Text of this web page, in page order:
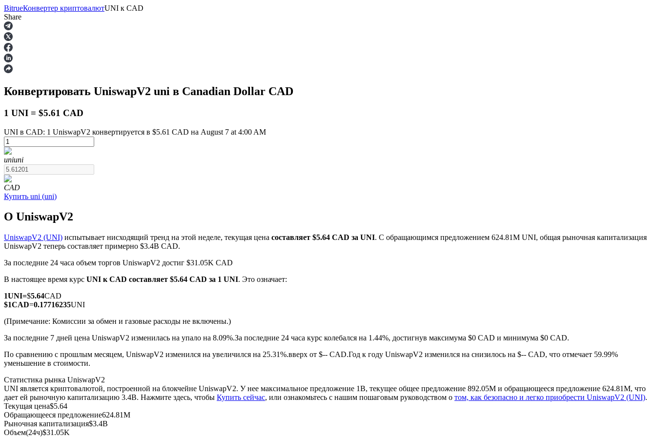
Фьючерсы
USDT-фьючерсы
Фьючерсы с использованием USDT в качестве обеспечения
Фьючерсы на COIN-M
Криптовалютные фьючерсы
USDC фьючерсы
BitrueКонвертер криптовалютUNI к CAD
Share
Конвертировать UniswapV2 uni в Canadian Dollar CAD
1 UNI = $5.61 CAD
UNI в CAD: 1 UniswapV2 конвертируется в $5.61 CAD на August 7 at 4:00 AM
uniuni
CAD
Купить uni (uni)
О UniswapV2
UniswapV2 (UNI) испытывает нисходящий тренд на этой неделе, текущая цена составляет $5.64 CAD за UNI. С обращающимся предложением 624.81M UNI, общая рыночная капитализация
UniswapV2 теперь составляет примерно $3.4B CAD.
За последние 24 часа объем торгов UniswapV2 достиг $31.05K CAD
В настоящее время курс UNI к CAD составляет $5.64 CAD за 1 UNI. Это означает:
1UNI=$5.64CAD
$1CAD=0.17716235UNI
(Примечание: Комиссии за обмен и газовые расходы не включены.)
За последние 7 дней цена UniswapV2 изменилась на упало на 8.09%.За последние 24 часа курс колебался на 1.44%, достигнув максимума $0 CAD и минимума $0 CAD.
По сравнению с прошлым месяцем, UniswapV2 изменился на увеличился на 25.31%.вверх от $-- CAD.Год к году UniswapV2 изменился на снизилось на $-- CAD, что отмечает 59.99%
уменьшение в стоимости.
Статистика рынка UniswapV2
UNI является криптовалютой, построенной на блокчейне UniswapV2. У нее максимальное предложение 1B, текущее общее предложение 892.05M и обращающееся предложение 624.81M, что
дает ей рыночную капитализацию 3.4B. Нажмите здесь, чтобы Купить сейчас, или ознакомьтесь с нашим пошаговым руководством о том, как безопасно и легко приобрести UniswapV2 (UNI).
Текущая цена$5.64
Обращающееся предложение624.81M
Рыночная капитализация$3.4B
Объем(24ч)$31.05K